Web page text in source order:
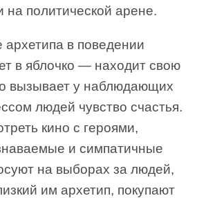
на политической арене.
в поведении
в яблочко — находит свою
вызывает у наблюдающих
людей чувство счастья.
кино с героями,
и симпатичные
на выборах за людей,
им архетип, покупают